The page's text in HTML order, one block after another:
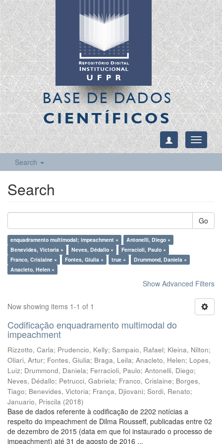
BASE DE DADOS
CIENTÍFICOS
Toggle
Search
Search
Go
enquadramento multimodal; impeachment ×
Antonelli, Diego ×
Benevides, Victoria ×
Neves, Dédallo ×
Ferracioli, Paulo ×
Franco, Crislaine ×
Fontes, Giulia × true ×
Drummond, Daniela ×
Anacleto, Helen ×
Show Advanced Filters
Now showing items 1-1 of 1
Codificação enquadramento multimodal do
impeachment
Rizzotto, Carla; Prudencio, Kelly; Sampaio, Rafael; Kleina, Nilton;
Oliari, Artur; Fontes, Giulia; Braga, Leila; Anacleto, Helen; Lopes,
Luiz; Drummond, Daniela; Ferracioli, Paulo; Antonelli, Diego;
Neves, Dédallo; Petrucci, Gabriela; Franco, Crislaine; Borges,
Tiago; Benevides, Victoria; França, Djiovani; Sordi, Renato;
Januario, Priscila (2018)
Base de dados referente à codificação de 2202 notícias a
respeito do impeachment de Dilma Rousseff, publicadas entre 02
de dezembro de 2015 (data em que foi instaurado o processo de
impeachment) até 31 de agosto de 2016 ...